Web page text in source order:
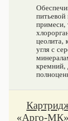
питьевой
примеси,
цеолита,
угля с
кремний,
«Арго-